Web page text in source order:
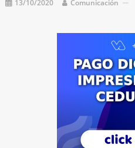
13/10/2020 Comunicación